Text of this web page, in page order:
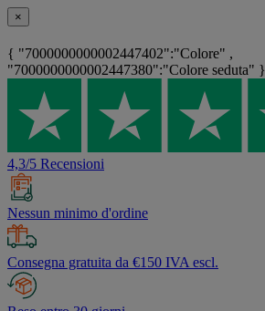
×
{ "7000000000002447402":"Colore" ,
"7000000000002447380":"Colore seduta" }
4,3/5 Recensioni
Nessun minimo d'ordine
Consegna gratuita da €150 IVA escl.